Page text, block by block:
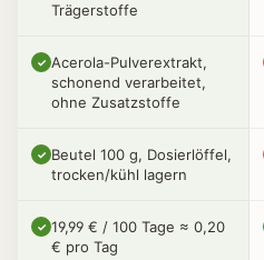
Trägerstoffe
✓ Acerola-Pulverextrakt,
schonend verarbeitet,
ohne Zusatzstoffe
✓ Beutel 100 g, Dosierlöffel,
trocken/kühl lagern
✓ 19,99 € / 100 Tage ≈ 0,20
€ pro Tag